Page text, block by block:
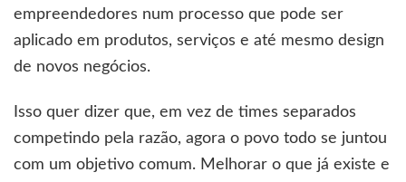
empreendedores num processo que pode ser
aplicado em produtos, serviços e até mesmo design
de novos negócios.
Isso quer dizer que, em vez de times separados
competindo pela razão, agora o povo todo se juntou
com um objetivo comum. Melhorar o que já existe e